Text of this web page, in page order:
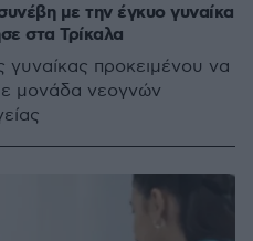
με την έγκυο γυναίκα
στα Τρίκαλα
προκειμένου να
μονάδα νεογνών